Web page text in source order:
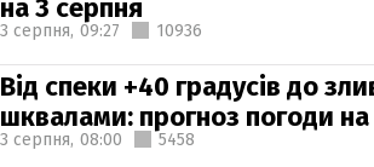
на 3 серпня
3 серпня, 09:27 10936
Від спеки +40 градусів до
шквалами: прогноз погоди
3 серпня, 08:00 5458